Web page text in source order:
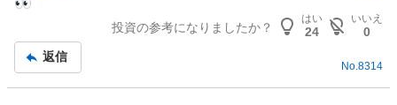
示
事
👀
投資の参考になりましたか？
はい
24
いいえ
0
返信
No. 8314